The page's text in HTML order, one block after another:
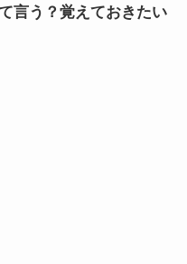
言う？覚えておきたい